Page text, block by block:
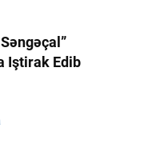
Iştirak Edib